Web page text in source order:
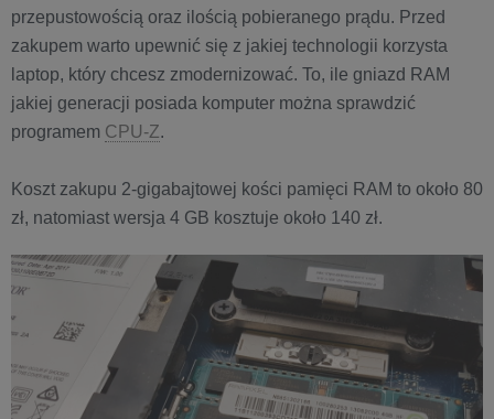
przepustowością oraz ilością pobieranego prądu. Przed
zakupem warto upewnić się z jakiej technologii korzysta
laptop, który chcesz zmodernizować. To, ile gniazd RAM
jakiej generacji posiada komputer można sprawdzić
programem CPU-Z.
Koszt zakupu 2-gigabajtowej kości pamięci RAM to około 80
zł, natomiast wersja 4 GB kosztuje około 140 zł.